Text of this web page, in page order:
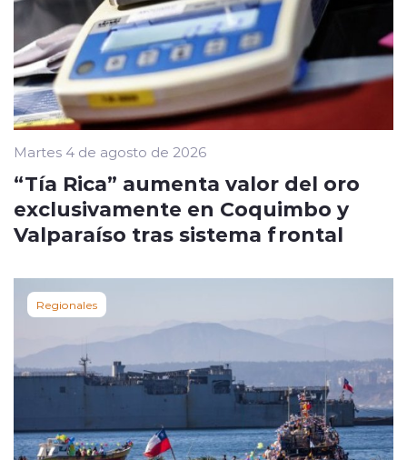
Martes 4 de agosto de 2026
“Tía Rica” aumenta valor del oro
exclusivamente en Coquimbo y
Valparaíso tras sistema frontal
Regionales